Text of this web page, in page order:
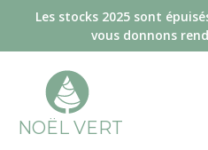
Panneau de gestion des
Les stocks 2025 sont
vous donnons
NOËL VERT